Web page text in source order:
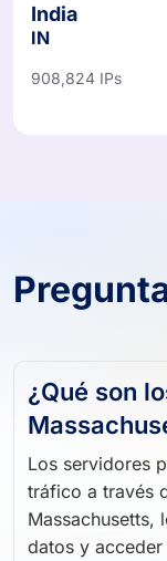
India
IN
908,824 IPs
¿Qué son
Los servidores
tráfico a través
Massachusetts,
datos y